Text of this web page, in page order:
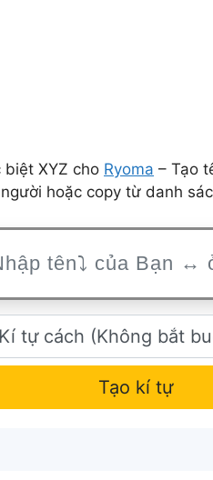
XYZ cho Ryoma – Tạo
hoặc copy từ danh
Tạo kí tự